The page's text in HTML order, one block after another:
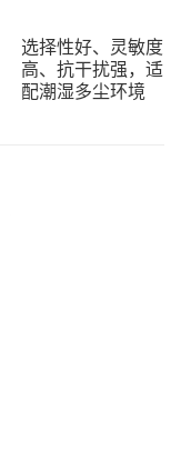
选择性好、灵敏度
高、抗干扰强，适
配潮湿多尘环境